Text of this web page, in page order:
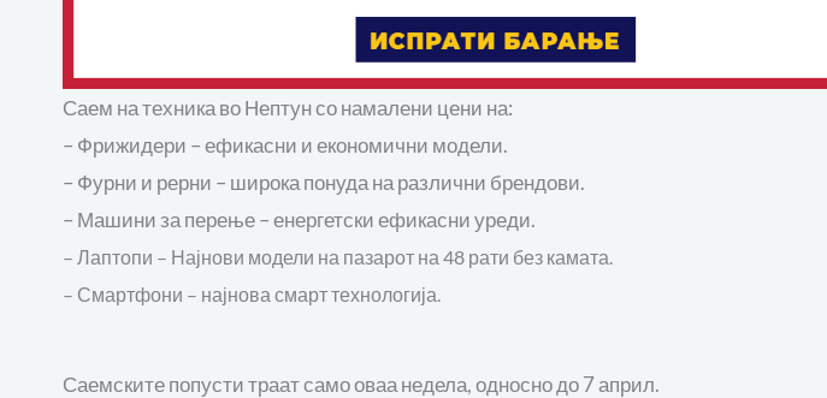
Саем на техника во Нептун со намалени цени на:
– Фрижидери – ефикасни и економични модели.
– Фурни и рерни – широка понуда на различни брендови.
– Машини за перење – енергетски ефикасни уреди.
– Лаптопи – Најнови модели на пазарот на 48 рати без камата.
– Смартфони – најнова смарт технологија.
Саемските попусти траат само оваа недела, односно до 7 април.